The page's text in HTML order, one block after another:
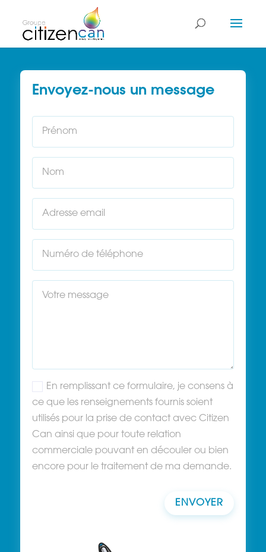
Envoyez-nous un message
En remplissant ce formulaire, je consens à
ce que les renseignements fournis soient
utilisés pour la prise de contact avec Citizen
Can ainsi que pour toute relation
commerciale pouvant en découler ou bien
encore pour le traitement de ma demande.
ENVOYER